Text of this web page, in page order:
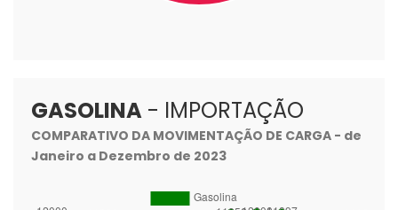
GASOLINA - IMPORTAÇÃO
COMPARATIVO DA MOVIMENTAÇÃO DE CARGA - de
Janeiro a Dezembro de 2023